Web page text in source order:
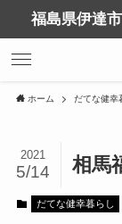
福島県伊達
ホーム だてな健幸
相馬
2021
5/14
だてな健幸暮らし